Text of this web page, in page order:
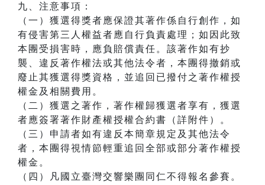
九、注意事項：
（一）獲選得獎者應保證其著作係自行創作，如
有侵害第三人權益者應自行負責處理；如因此致
本團受損害時，應負賠償責任。該著作如有抄
襲、違反著作權法或其他法令者，本團得撤銷或
廢止其獲選得獎資格，並追回已撥付之著作權授
權金及相關費用。
（二）獲選之著作，著作權歸獲選者享有，獲選
者應簽署著作財產權授權合約書（詳附件）。
（三）申請者如有違反本簡章規定及其他法令
者，本團得視情節輕重追回全部或部分著作權授
權金。
（四）凡國立臺灣交響樂團同仁不得報名參賽。